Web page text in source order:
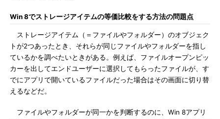
Win 8でストレージアイテムの等価比較をする方法の問題点
ストレージアイテム（＝ファイルやフォルダー）のオブジェク
トが2つあったとき、それらが同じファイルやフォルダーを指し
ているかを調べたいときがある。例えば、ファイルオープンピッ
カーを出してエンドユーザーに選択してもらったファイルが、す
でにアプリで開いているファイルだった場合はその画面に切り替
えるなどだ。
ファイルやフォルダーが同一かを判断するのに、Win 8アプリ